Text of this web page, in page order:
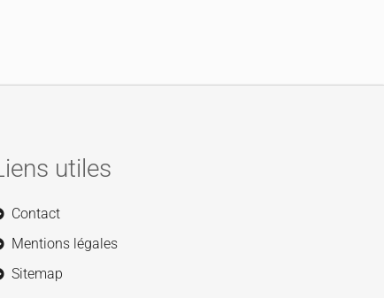
utiles
Contact
Mentions légales
Sitemap